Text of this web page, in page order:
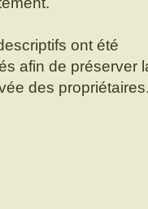
ont été
afin de préserver
des